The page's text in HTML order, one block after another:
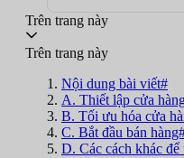
Trên trang này
Trên trang này
Nội dung bài viết#
A. Thiết lập cửa
B. Tối ưu hóa cửa
C. Bắt đầu bán
D. Các cách khác